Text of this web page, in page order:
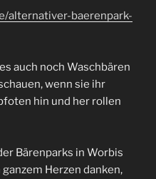
alternativer-baerenpark-
auch noch Waschbären
wenn sie ihr
hin und her rollen
Bärenparks in Worbis
Herzen danken,